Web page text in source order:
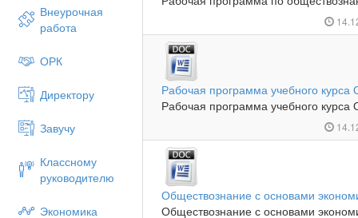
Внеурочная
работа
ОРК
Директору
Завучу
Классному
руководителю
Экономика
Рабочая программа учебного курса
Рабочая программа учебного
Обществознание с основами
Обществознание с основами